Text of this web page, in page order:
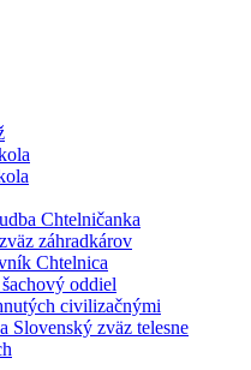
Chtelničanka
záhradkárov
Chtelnica
oddiel
civilizačnými
Slovenský zväz telesne